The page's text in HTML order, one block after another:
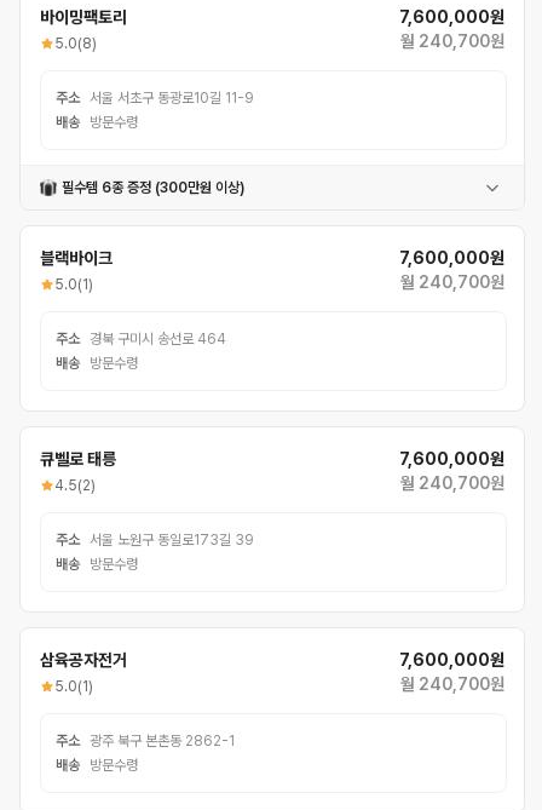
바이밍팩토리
5.0(8)
7,600,000원
월 240,700원
주소 서울 서초구 동광로10길 11-9
배송
방문수령
필수템 6종 증정 (300만원 이상)
블랙바이크
5.0(1)
7,600,000원
월 240,700원
주소
경북 구미시 송선로 464
배송
방문수령
큐벨로 태릉
4.5(2)
7,600,000원
월 240,700원
주소 서울 노원구 동일로173길 39
배송
방문수령
삼육공자전거
5.0(1)
7,600,000원
월 240,700원
주소 광주 북구 본촌동 2862-1
배송
방문수령